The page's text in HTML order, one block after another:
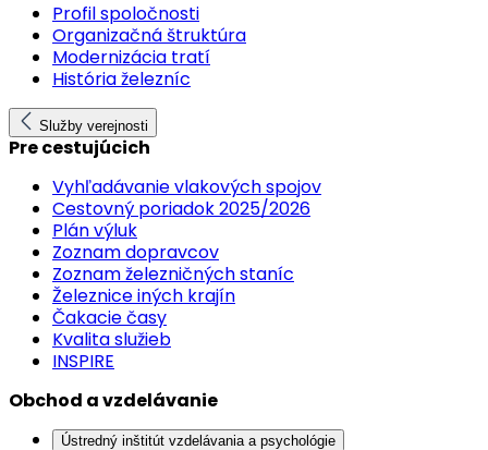
Profil spoločnosti
Organizačná štruktúra
Modernizácia tratí
História železníc
Služby verejnosti
Pre cestujúcich
Vyhľadávanie vlakových spojov
Cestovný poriadok 2025/2026
Plán výluk
Zoznam dopravcov
Zoznam železničných staníc
Železnice iných krajín
Čakacie časy
Kvalita služieb
INSPIRE
Obchod a vzdelávanie
Ústredný inštitút vzdelávania a psychológie